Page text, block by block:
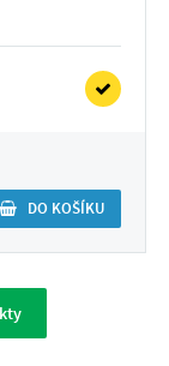
DO KOŠÍKU